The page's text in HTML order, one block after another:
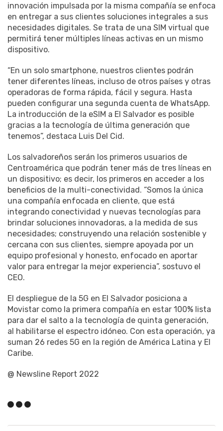
innovación impulsada por la misma compañía se enfoca
en entregar a sus clientes soluciones integrales a sus
necesidades digitales. Se trata de una SIM virtual que
permitirá tener múltiples líneas activas en un mismo
dispositivo.
“En un solo smartphone, nuestros clientes podrán
tener diferentes líneas, incluso de otros países y otras
operadoras de forma rápida, fácil y segura. Hasta
pueden configurar una segunda cuenta de WhatsApp.
La introducción de la eSIM a El Salvador es posible
gracias a la tecnología de última generación que
tenemos”, destaca Luis Del Cid.
Los salvadoreños serán los primeros usuarios de
Centroamérica que podrán tener más de tres líneas en
un dispositivo; es decir, los primeros en acceder a los
beneficios de la multi-conectividad. “Somos la única
una compañía enfocada en cliente, que está
integrando conectividad y nuevas tecnologías para
brindar soluciones innovadoras, a la medida de sus
necesidades; construyendo una relación sostenible y
cercana con sus clientes, siempre apoyada por un
equipo profesional y honesto, enfocado en aportar
valor para entregar la mejor experiencia”, sostuvo el
CEO.
El despliegue de la 5G en El Salvador posiciona a
Movistar como la primera compañía en estar 100% lista
para dar el salto a la tecnología de quinta generación,
al habilitarse el espectro idóneo. Con esta operación, ya
suman 26 redes 5G en la región de América Latina y El
Caribe.
@ Newsline Report 2022